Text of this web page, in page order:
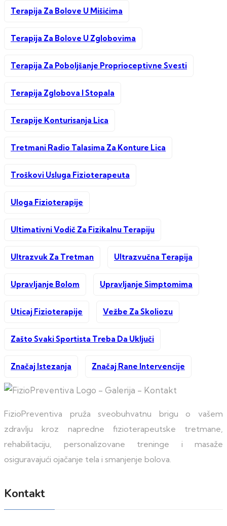
Terapija Za Bolove U Mišićima
Terapija Za Bolove U Zglobovima
Terapija Za Poboljšanje Proprioceptivne Svesti
Terapija Zglobova I Stopala
Terapije Konturisanja Lica
Tretmani Radio Talasima Za Konture Lica
Troškovi Usluga Fizioterapeuta
Uloga Fizioterapije
Ultimativni Vodič Za Fizikalnu Terapiju
Ultrazvuk Za Tretman Ultrazvučna Terapija
Upravljanje Bolom Upravljanje Simptomima
Uticaj Fizioterapije Vežbe Za Skoliozu
Zašto Svaki Sportista Treba Da Uključi
Značaj Istezanja Značaj Rane Intervencije
FizioPreventiva pruža sveobuhvatnu brigu o vašem
zdravlju kroz napredne fizioterapeutske tretmane,
rehabilitaciju, personalizovane treninge i masaže
osiguravajući ojačanje tela i smanjenje bolova.
Kontakt